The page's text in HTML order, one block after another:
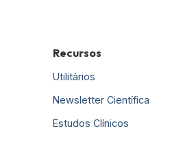
Recursos
Utilitários
Newsletter Científica
Estudos Clínicos